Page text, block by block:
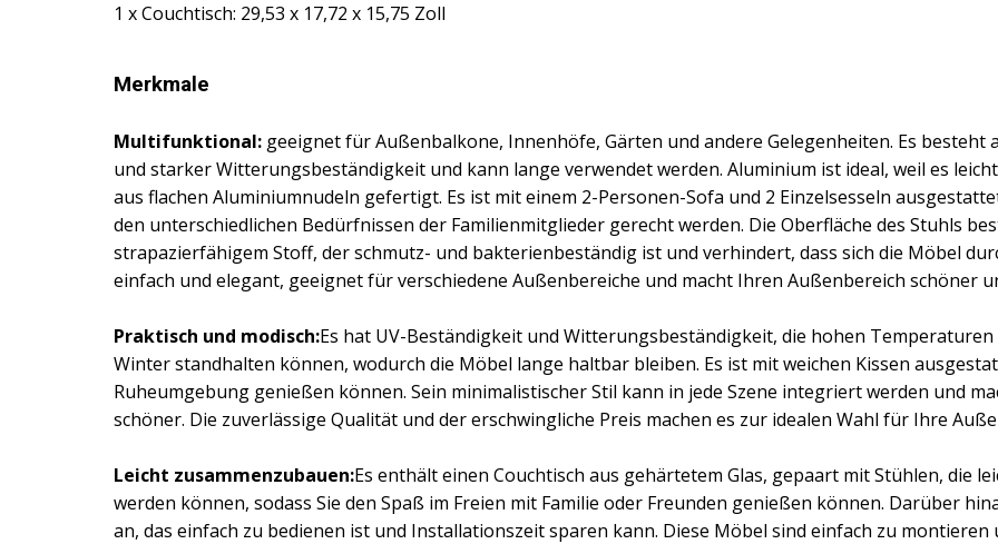
1 x Couchtisch: 29,53 x 17,72 x 15,75 Zoll
Merkmale
Multifunktional: geeignet für Außenbalkone, Innenhöfe, Gärten und andere Gelegenheiten. Es
und starker Witterungsbeständigkeit und kann lange verwendet werden. Aluminium ist ideal, weil es
aus flachen Aluminiumnudeln gefertigt. Es ist mit einem 2-Personen-Sofa und 2 Einzelsesseln
den unterschiedlichen Bedürfnissen der Familienmitglieder gerecht werden. Die Oberfläche des Stuhls
strapazierfähigem Stoff, der schmutz- und bakterienbeständig ist und verhindert, dass sich die Möbel
einfach und elegant, geeignet für verschiedene Außenbereiche und macht Ihren Außenbereich schöner
Praktisch und modisch:Es hat UV-Beständigkeit und Witterungsbeständigkeit, die hohen
Winter standhalten können, wodurch die Möbel lange haltbar bleiben. Es ist mit weichen Kissen
Ruheumgebung genießen können. Sein minimalistischer Stil kann in jede Szene integriert werden und
schöner. Die zuverlässige Qualität und der erschwingliche Preis machen es zur idealen Wahl für Ihre
Leicht zusammenzubauen:Es enthält einen Couchtisch aus gehärtetem Glas, gepaart mit Stühlen, die
werden können, sodass Sie den Spaß im Freien mit Familie oder Freunden genießen können. Darüber
an, das einfach zu bedienen ist und Installationszeit sparen kann. Diese Möbel sind einfach zu